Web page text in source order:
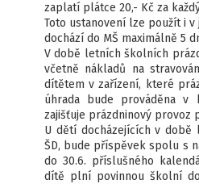
zaplatí plátce 20,- Kč za
Toto ustanovení lze použít i
dochází do MŠ maximálně 5
V době letních školních
včetně nákladů na
dítětem v zařízení, které
úhrada bude prováděna v
zajišťuje prázdninový provoz
U dětí docházejících v
ŠD, bude příspěvek spolu s
do 30.6. příslušného
dítě plní povinnou školní